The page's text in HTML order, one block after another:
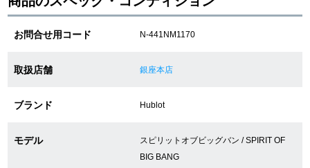
送料・お支払方法
お問い合わせ
お問合せ用コード N-441NM1170
取扱店舗 銀座本店
ブランド Hublot
モデル
スピリットオブビッグバン / SPIRIT OF
BIG BANG